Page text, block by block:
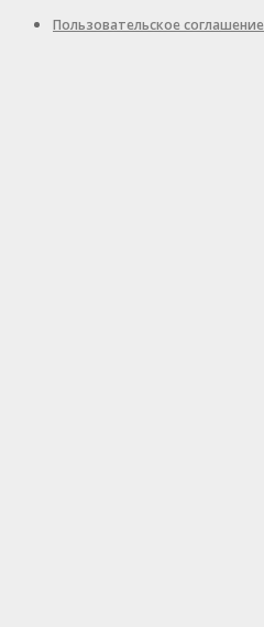
Пользовательское соглашение